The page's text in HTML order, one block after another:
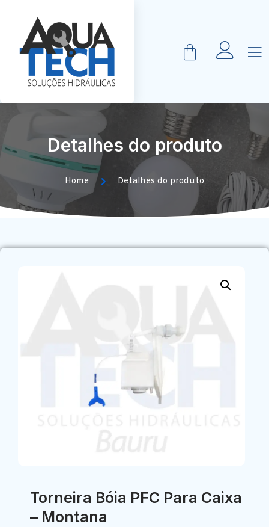
Detalhes do produto
Home Detalhes do produto
Torneira Bóia PFC Para Caixa
– Montana